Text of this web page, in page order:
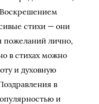
Воскрешением
стихи — они
пожеланий лично,
в стихах можно
и духовную
в
и